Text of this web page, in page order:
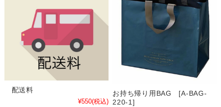
配送料
¥550(税込)
お持ち帰り用BAG [A-BAG-
220-1]